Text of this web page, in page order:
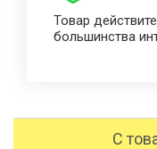
Товар
большинства
С